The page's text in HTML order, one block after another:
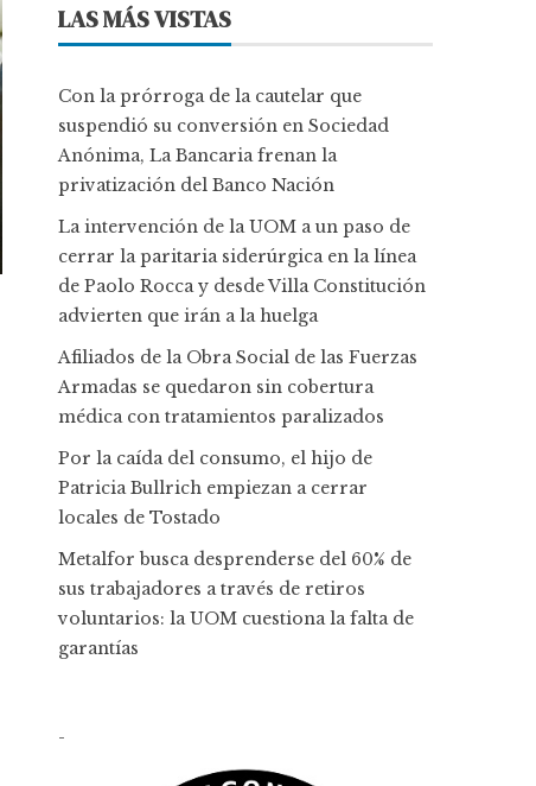
LAS MÁS VISTAS
Con la prórroga de la cautelar que
suspendió su conversión en Sociedad
Anónima, La Bancaria frenan la
privatización del Banco Nación
La intervención de la UOM a un paso de
cerrar la paritaria siderúrgica en la línea
de Paolo Rocca y desde Villa Constitución
advierten que irán a la huelga
Afiliados de la Obra Social de las Fuerzas
Armadas se quedaron sin cobertura
médica con tratamientos paralizados
Por la caída del consumo, el hijo de
Patricia Bullrich empiezan a cerrar
locales de Tostado
Metalfor busca desprenderse del 60% de
sus trabajadores a través de retiros
voluntarios: la UOM cuestiona la falta de
garantías
-